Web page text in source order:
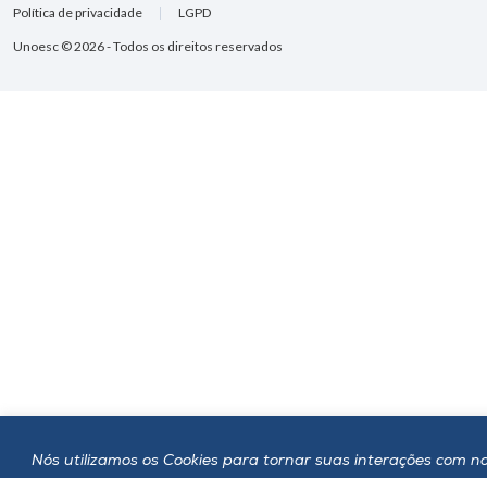
Nós utilizamos os Cookies para tornar suas interações com
Unoesc © 2026 - Todos os direitos reservados
Política de privacidade LGPD